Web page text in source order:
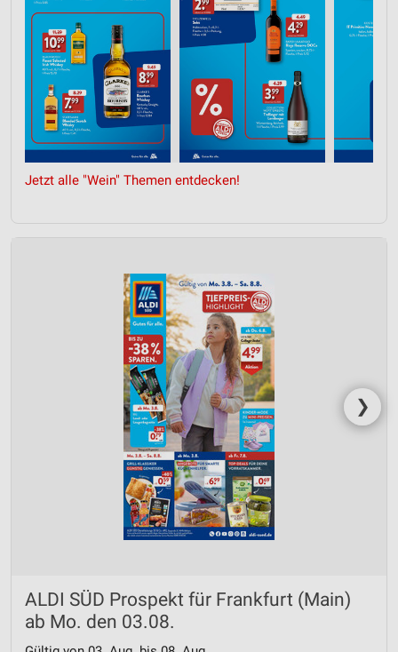
Jetzt alle "Wein" Themen entdecken!
❯
ALDI SÜD Prospekt für Frankfurt (Main)
ab Mo. den 03.08.